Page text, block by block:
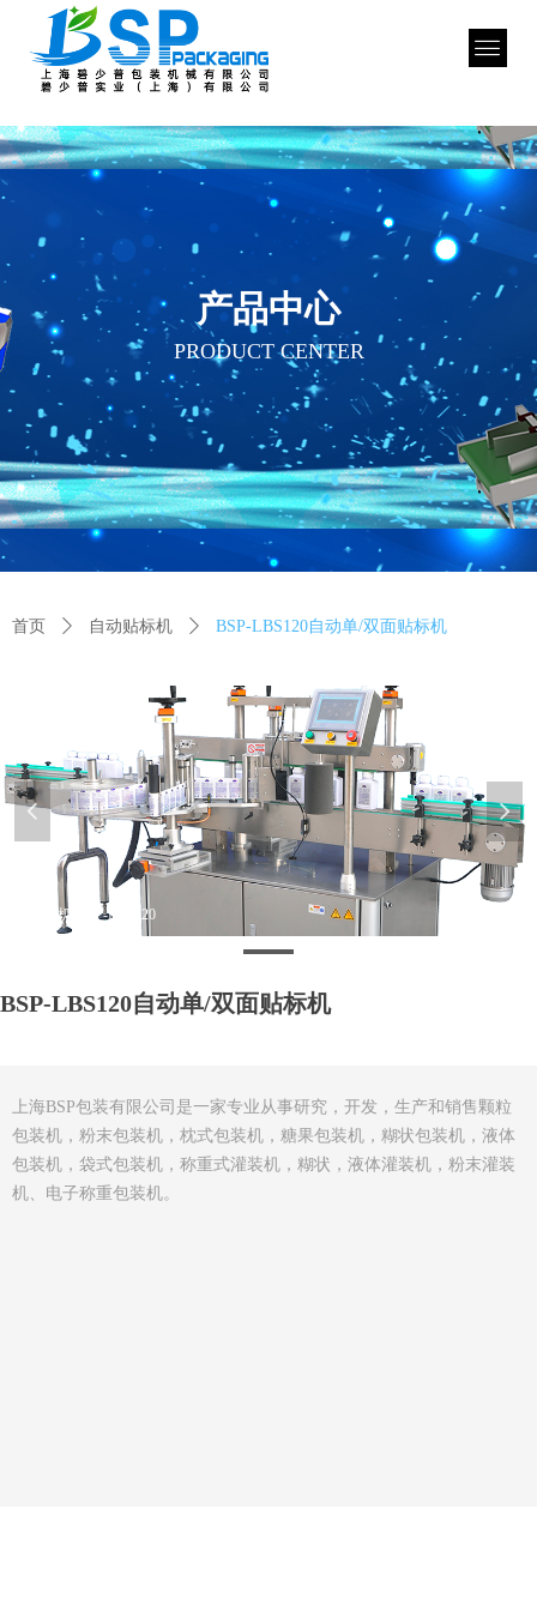
BSP-LBS120自动单/双面贴标机
上海BSP包装有限公司是一家专业从事研究，开发，生产和销售颗粒
包装机，粉末包装机，枕式包装机，糖果包装机，糊状包装机，液体
包装机，袋式包装机，称重式灌装机，糊状，液体灌装机，粉末灌装
机、电子称重包装机。
产品中心
PRODUCT CENTER
自动贴标机-BSP-LBS120
넳 넲
首页 ꄲ 自动贴标机 ꄲ BSP-LBS120自动单/双面贴标机